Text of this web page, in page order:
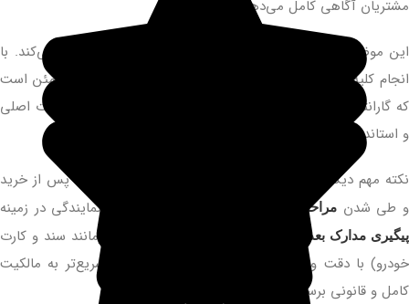
مشتریان آگاهی کامل می‌دهند.
این موضوع، خریدار را از همان ابتدا با الزامات گارانتی آشنا می‌کند. با
انجام کلیه سرویس‌های اولیه و دوره‌ای در این مرکز، خریدار مطمئن است
که گارانتی خودروی او حفظ می‌شود؛ زیرا تمامی اقدامات با قطعات اصلی
و استاندارد شرکت و تحت نظارت کامل انجام می‌گیرد.
نکته مهم دیگر در این نمایندگی، تسریع در امور اداری است؛ پس از خرید
و طی شدنمراحل تحویل خودرو مدیران خودرو ، این نمایندگی در زمینه
پیگیری مدارک بعد از تحویل خودروهای مدیران خودرو
(مانند سند و کارت
خودرو) با دقت و سرعت بالا عمل می‌کند تا مشتری سریع‌تر به مالکیت
کامل و قانونی برسد.